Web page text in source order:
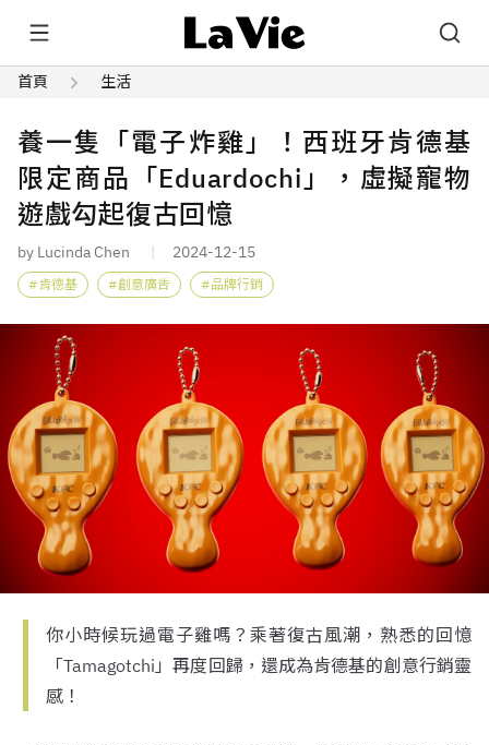
首頁 生活
養一隻「電子炸雞」！西班牙肯德基
限定商品「Eduardochi」，虛擬寵物
遊戲勾起復古回憶
by Lucinda Chen 2024-12-15
肯德基 創意廣告 品牌行銷
你小時候玩過電子雞嗎？乘著復古風潮，熟悉的回憶
「Tamagotchi」再度回歸，還成為肯德基的創意行銷靈
感！